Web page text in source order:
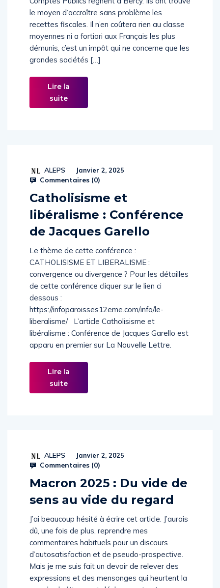
Comptes Publics règnent à Bercy. Ils ont trouvé
le moyen d’accroître sans problème les
recettes fiscales. Il n’en coûtera rien au classe
moyennes ni a fortiori aux Français les plus
démunis, c’est un impôt qui ne concerne que les
Lire la
suite
ALEPS Janvier 2, 2025
Catholisisme et
libéralisme : Conférence
de Jacques Garello
Le thème de cette conférence :
CATHOLISISME ET LIBERALISME :
convergence ou divergence ? Pour les détailles
de cette conférence cliquer sur le lien ci
dessous :
https://infoparoisses12eme.com/info/le-
liberalisme/ L’article Catholisisme et
libéralisme : Conférence de Jacques Garello est
Lire la
suite
ALEPS Janvier 2, 2025
Macron 2025 : Du vide de
sens au vide du regard
J’ai beaucoup hésité à écrire cet article. J’aurais
dû, une fois de plus, reprendre mes
commentaires habituels pour un discours
d’autosatisfaction et de pseudo-prospective.
Mais je me suis fait un devoir de relever des